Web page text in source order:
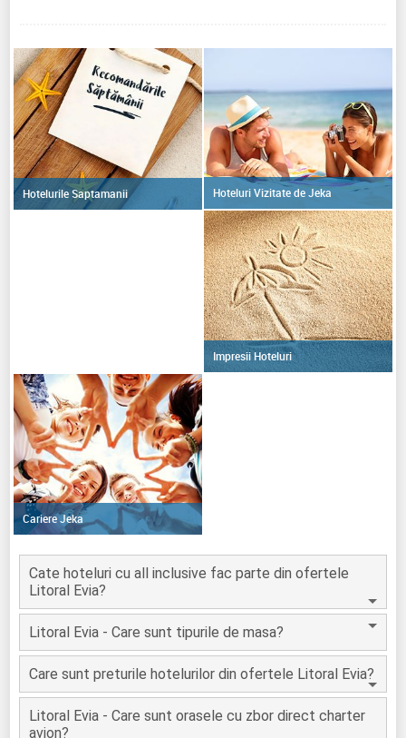
Hotelurile Saptamanii Hoteluri Vizitate de Jeka
Impresii Hoteluri
Cariere Jeka
Cate hoteluri cu all inclusive fac parte din ofertele
Litoral Evia?
Litoral Evia - Care sunt tipurile de masa?
Care sunt preturile hotelurilor din ofertele Litoral Evia?
Litoral Evia - Care sunt orasele cu zbor direct charter
avion?